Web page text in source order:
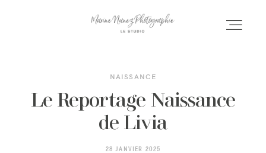
ACCUEIL
NAISSANCE
Le Reportage Naissance
de Livia
28 JANVIER 2025